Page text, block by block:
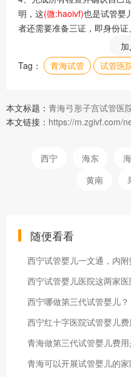
明，这(微:haoivf)也是试管婴
者还需要准备三证，即身份证
Tag：
青海试管 试管医
本文标题： 青海弓形子宫试管医
本文链接： https://m.zgivf.com/
西宁 海东
黄南
随便看看
西宁试管婴儿一文通，内
西宁试管婴儿医院这两家医
西宁哪做第三代试管婴儿？
青海做第三代试管婴儿费
青海可以开展试管婴儿的